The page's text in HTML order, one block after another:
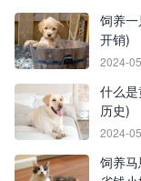
饲养
开销)
2024-
什么
历史)
2024-
饲养